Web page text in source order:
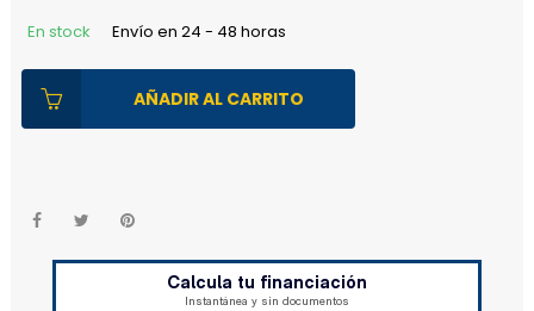
En stock Envío en 24 - 48 horas
AÑADIR AL CARRITO